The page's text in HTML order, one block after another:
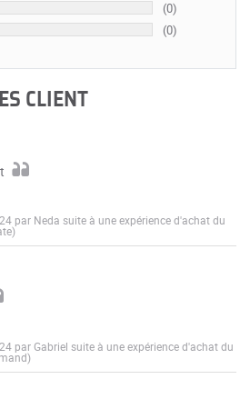
(0)
(0)
CLIENT
par Neda suite à une expérience d'achat du
par Gabriel suite à une expérience d'achat du